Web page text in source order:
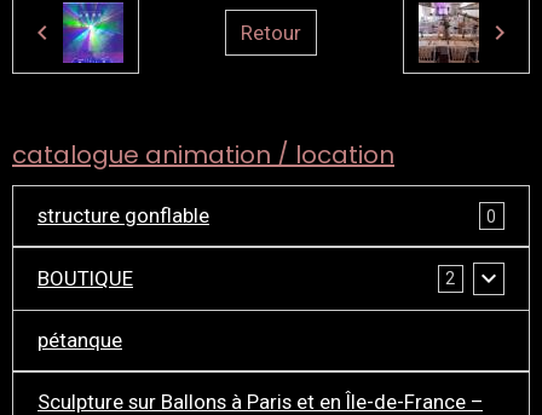
Retour
catalogue animation / location
structure gonflable 0
BOUTIQUE 2
pétanque
Sculpture sur Ballons à Paris et en Île-de-France –